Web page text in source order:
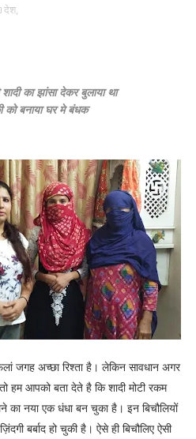
देश,
का झांसा देकर बुलाया था
को बनाया घर मे बंधक
जगह अच्छा रिश्ता है। लेकिन सावधान अगर
हम आपको बता देते है कि शादी मोटी रकम
का नया एक धंधा बन चुका है। इन बिचौलियों
बर्बाद हो चुकी है। ऐसे ही बिचौलिए ऐसी